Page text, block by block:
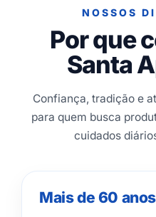
NOSSOS
Por que
Santa
Confiança, tradição e
para quem busca
cuidados
Mais de 60